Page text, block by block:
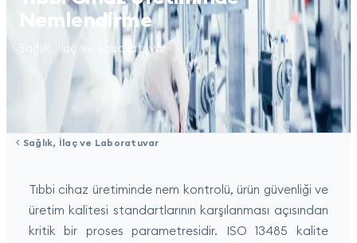
Nemlendirme
Sağlık, İlaç ve Laboratuvar
Sağlık, İlaç ve Laboratuvar
Tıbbi cihaz üretiminde nem kontrolü, ürün güvenliği ve
üretim kalitesi standartlarının karşılanması açısından
kritik bir proses parametresidir. ISO 13485 kalite